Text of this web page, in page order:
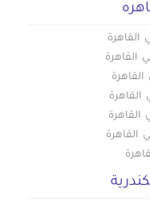
القاهرة
القاهرة
القاهرة
القاهرة